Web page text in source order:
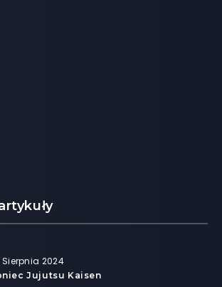
Sierpnia 2024
Jujutsu Kaisen